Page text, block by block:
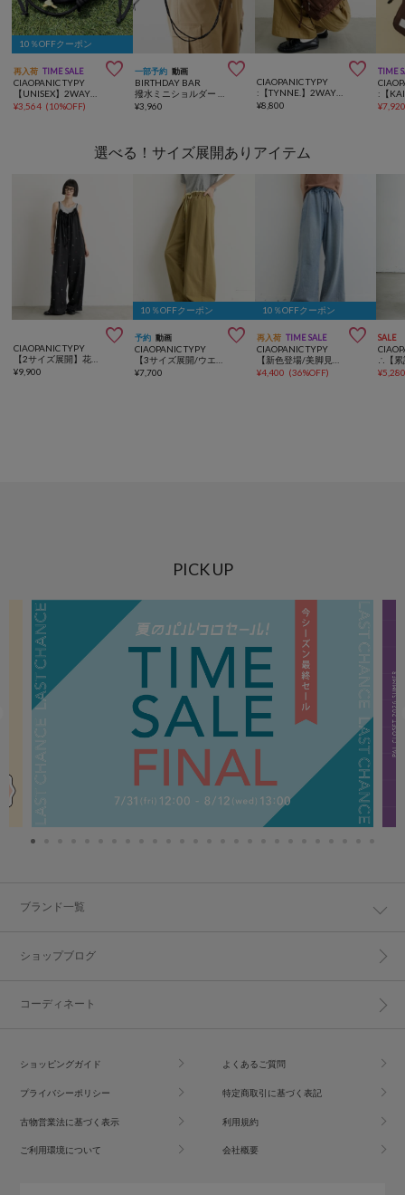
10％OFFクーポン
再入荷 TIME SALE 
CIAOPANIC TYPY
¥3,564 (10%OFF)
一部予約 動画 
BIRTHDAY BAR
¥3,960

CIAOPANIC TYPY
:【TYNNE.】2WAYドットミニボストンバッグ
¥8,800
TIME
¥
選べる！サイズ展開ありアイテム

CIAOPANIC TYPY
¥9,900
10％OFFクーポン
予約 動画 
CIAOPANIC TYPY
¥7,700
10％OFFクーポン
再入荷 TIME SALE 
CIAOPANIC TYPY
¥4,400 (36%OFF)
SALE
¥
PICK UP
ブランド一覧
ショップブログ
コーディネート
ショッピングガイド よくあるご質問
プライバシーポリシー 特定商取引に基づく表記
古物営業法に基づく表示 利用規約
ご利用環境について 会社概要